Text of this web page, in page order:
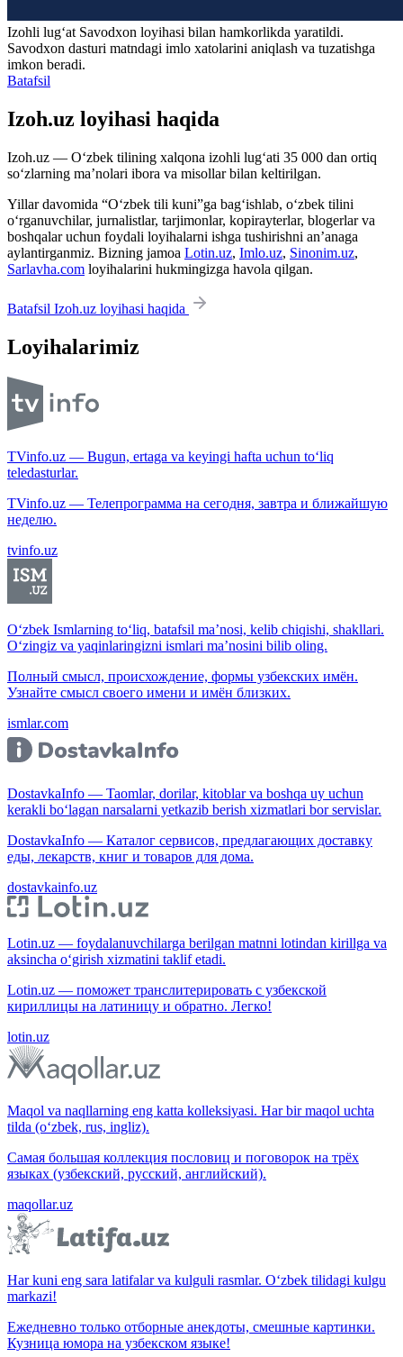
Izohli lugʻat Savodxon loyihasi bilan hamkorlikda yaratildi.
Savodxon dasturi matndagi imlo xatolarini aniqlash va tuzatishga
imkon beradi.
Batafsil
Izoh.uz loyihasi haqida
Izoh.uz — O‘zbek tilining xalqona izohli lug‘ati 35 000 dan ortiq
so‘zlarning ma’nolari ibora va misollar bilan keltirilgan.
Yillar davomida “O‘zbek tili kuni”ga bag‘ishlab, o‘zbek tilini
o‘rganuvchilar, jurnalistlar, tarjimonlar, kopirayterlar, blogerlar va
boshqalar uchun foydali loyihalarni ishga tushirishni an’anaga
aylantirganmiz. Bizning jamoa Lotin.uz, Imlo.uz, Sinonim.uz,
Sarlavha.com loyihalarini hukmingizga havola qilgan.
Batafsil Izoh.uz loyihasi haqida
Loyihalarimiz
TVinfo.uz — Bugun, ertaga va keyingi hafta uchun to‘liq
teledasturlar.
TVinfo.uz — Телепрограмма на сегодня, завтра и ближайшую
неделю.
tvinfo.uz
O‘zbek Ismlarning to‘liq, batafsil ma’nosi, kelib chiqishi, shakllari.
O‘zingiz va yaqinlaringizni ismlari ma’nosini bilib oling.
Полный смысл, происхождение, формы узбекских имён.
Узнайте смысл своего имени и имён близких.
ismlar.com
DostavkaInfo — Taomlar, dorilar, kitoblar va boshqa uy uchun
kerakli bo‘lagan narsalarni yetkazib berish xizmatlari bor servislar.
DostavkaInfo — Каталог сервисов, предлагающих доставку
еды, лекарств, книг и товаров для дома.
dostavkainfo.uz
Lotin.uz — foydalanuvchilarga berilgan matnni lotindan kirillga va
aksincha o‘girish xizmatini taklif etadi.
Lotin.uz — поможет транслитерировать с узбекской
кириллицы на латиницу и обратно. Легко!
lotin.uz
Maqol va naqllarning eng katta kolleksiyasi. Har bir maqol uchta
tilda (o‘zbek, rus, ingliz).
Самая большая коллекция пословиц и поговорок на трёх
языках (узбекский, русский, английский).
maqollar.uz
Har kuni eng sara latifalar va kulguli rasmlar. O‘zbek tilidagi kulgu
markazi!
Ежедневно только отборные анекдоты, смешные картинки.
Кузница юмора на узбекском языке!